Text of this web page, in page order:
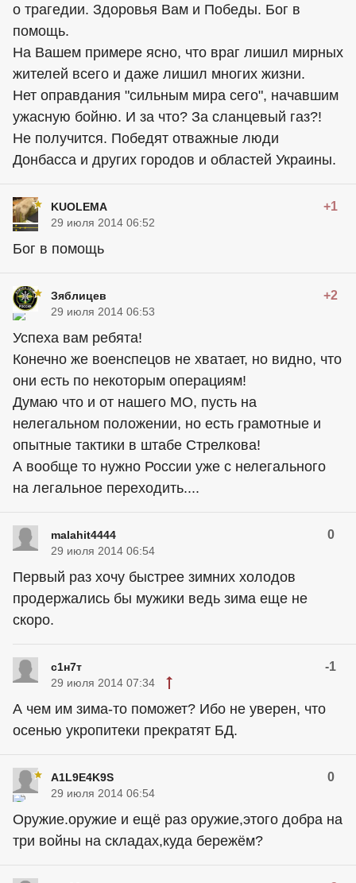
о трагедии. Здоровья Вам и Победы. Бог в
помощь.
На Вашем примере ясно, что враг лишил мирных
жителей всего и даже лишил многих жизни.
Нет оправдания "сильным мира сего", начавшим
ужасную бойню. И за что? За сланцевый газ?!
Не получится. Победят отважные люди
Донбасса и других городов и областей Украины.
KUOLEMA +1
29 июля 2014 06:52
Бог в помощь
Зяблицев +2
29 июля 2014 06:53
Успеха вам ребята!
Конечно же военспецов не хватает, но видно, что
они есть по некоторым операциям!
Думаю что и от нашего МО, пусть на
нелегальном положении, но есть грамотные и
опытные тактики в штабе Стрелкова!
А вообще то нужно России уже с нелегального
на легальное переходить....
malahit4444 0
29 июля 2014 06:54
Первый раз хочу быстрее зимних холодов
продержались бы мужики ведь зима еще не
скоро.
с1н7т -1
29 июля 2014 07:34
А чем им зима-то поможет? Ибо не уверен, что
осенью укропитеки прекратят БД.
A1L9E4K9S 0
29 июля 2014 06:54
Оружие.оружие и ещё раз оружие,этого добра на
три войны на складах,куда бережём?